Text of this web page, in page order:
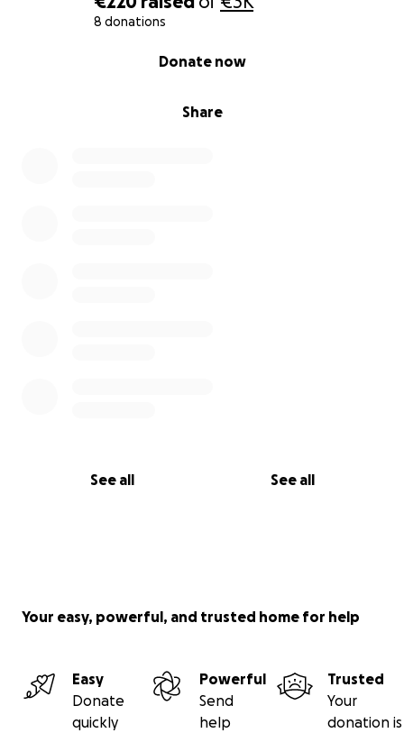
8 donations
Share
Donate now
See all See all
Your easy, powerful, and trusted home for help
Easy
Donate
quickly
Powerful
Send
help
Trusted
Your
donation is